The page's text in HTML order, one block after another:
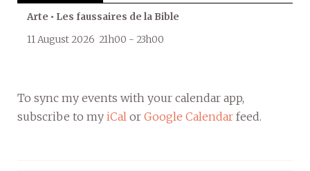
Arte • Les faussaires de la Bible
11 August 2026 21h00 - 23h00
To sync my events with your calendar app,
subscribe to my iCal or Google Calendar feed.